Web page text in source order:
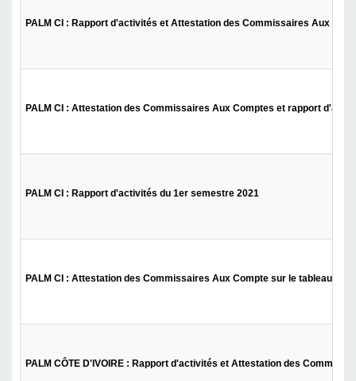
PALM CI : Rapport d'activités et Attestation des Commissaires Aux
PALM CI : Attestation des Commissaires Aux Comptes et rapport
PALM CI : Rapport d'activités du 1er semestre 2021
PALM CI : Attestation des Commissaires Aux Compte sur le tableau
PALM CÔTE D'IVOIRE : Rapport d'activités et Attestation des